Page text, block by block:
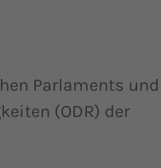
Parlaments und
(ODR) der